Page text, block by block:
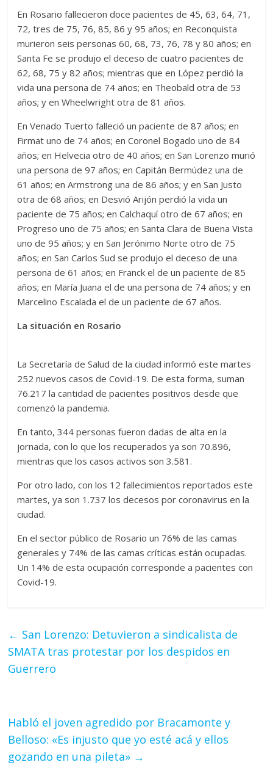
En Rosario fallecieron doce pacientes de 45, 63, 64, 71,
72, tres de 75, 76, 85, 86 y 95 años; en Reconquista
murieron seis personas 60, 68, 73, 76, 78 y 80 años; en
Santa Fe se produjo el deceso de cuatro pacientes de
62, 68, 75 y 82 años; mientras que en López perdió la
vida una persona de 74 años; en Theobald otra de 53
años; y en Wheelwright otra de 81 años.
En Venado Tuerto falleció un paciente de 87 años; en
Firmat uno de 74 años; en Coronel Bogado uno de 84
años; en Helvecia otro de 40 años; en San Lorenzo murió
una persona de 97 años; en Capitán Bermúdez una de
61 años; en Armstrong una de 86 años; y en San Justo
otra de 68 años; en Desvió Arijón perdió la vida un
paciente de 75 años; en Calchaquí otro de 67 años; en
Progreso uno de 75 años; en Santa Clara de Buena Vista
uno de 95 años; y en San Jerónimo Norte otro de 75
años; en San Carlos Sud se produjo el deceso de una
persona de 61 años; en Franck el de un paciente de 85
años; en María Juana el de una persona de 74 años; y en
Marcelino Escalada el de un paciente de 67 años.
La situación en Rosario
La Secretaría de Salud de la ciudad informó este martes
252 nuevos casos de Covid-19. De esta forma, suman
76.217 la cantidad de pacientes positivos desde que
comenzó la pandemia.
En tanto, 344 personas fueron dadas de alta en la
jornada, con lo que los recuperados ya son 70.896,
mientras que los casos activos son 3.581.
Por otro lado, con los 12 fallecimientos reportados este
martes, ya son 1.737 los decesos por coronavirus en la
ciudad.
En el sector público de Rosario un 76% de las camas
generales y 74% de las camas críticas están ocupadas.
Un 14% de esta ocupación corresponde a pacientes con
Covid-19.
← San Lorenzo: Detuvieron a sindicalista de
SMATA tras protestar por los despidos en
Guerrero
Habló el joven agredido por Bracamonte y
Belloso: «Es injusto que yo esté acá y ellos
gozando en una pileta» →